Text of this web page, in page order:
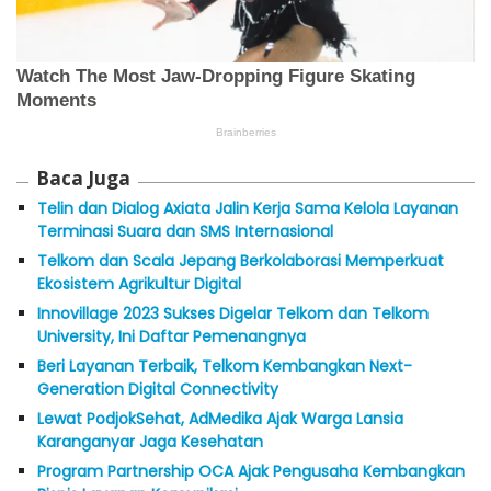
Baca Juga
Telin dan Dialog Axiata Jalin Kerja Sama Kelola Layanan
Terminasi Suara dan SMS Internasional
Telkom dan Scala Jepang Berkolaborasi Memperkuat
Ekosistem Agrikultur Digital
Innovillage 2023 Sukses Digelar Telkom dan Telkom
University, Ini Daftar Pemenangnya
Beri Layanan Terbaik, Telkom Kembangkan Next-
Generation Digital Connectivity
Lewat PodjokSehat, AdMedika Ajak Warga Lansia
Karanganyar Jaga Kesehatan
Program Partnership OCA Ajak Pengusaha Kembangkan